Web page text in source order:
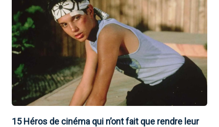
15 Héros de cinéma qui n’ont fait que rendre leur